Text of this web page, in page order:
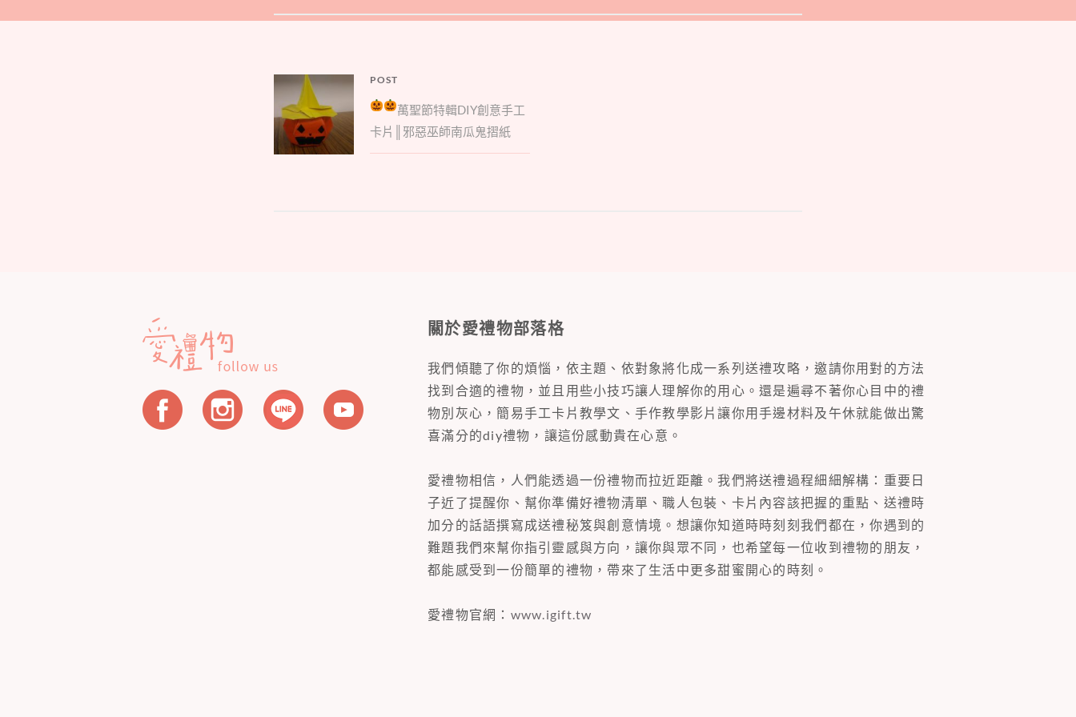
文
章
導
覽
POST
Parent
post:
萬聖節特輯DIY創意手工
卡片║邪惡巫師南瓜鬼摺紙
關於愛禮物部落格
我們傾聽了你的煩惱，依主題、依對象將化成一系列送禮攻略，邀請你用對的方法
找到合適的禮物，並且用些小技巧讓人理解你的用心。還是遍尋不著你心目中的禮
物別灰心，簡易手工卡片教學文、手作教學影片讓你用手邊材料及午休就能做出驚
喜滿分的diy禮物，讓這份感動貴在心意。
愛禮物相信，人們能透過一份禮物而拉近距離。我們將送禮過程細細解構：重要日
子近了提醒你、幫你準備好禮物清單、職人包裝、卡片內容該把握的重點、送禮時
加分的話語撰寫成送禮秘笈與創意情境。想讓你知道時時刻刻我們都在，你遇到的
難題我們來幫你指引靈感與方向，讓你與眾不同，也希望每一位收到禮物的朋友，
都能感受到一份簡單的禮物，帶來了生活中更多甜蜜開心的時刻。
愛禮物官網： www.igift.tw